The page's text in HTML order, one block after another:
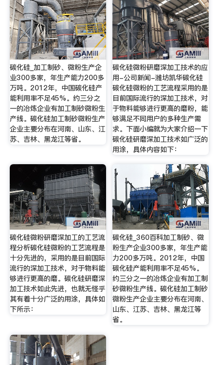
碳化硅_加工制砂、微粉生产企
业300多家，年生产能力200多
万吨。2012年，中国碳化硅产
能利用率不足45%。约三分之
一的冶炼企业有加工制砂微粉生
产线。碳化硅加工制砂微粉生产
企业主要分布在河南、山东、江
苏、吉林、黑龙江等省。
碳化硅微粉研磨深加工技术的应
用-公司新闻-潍坊凯华碳化硅
碳化硅微粉的工艺流程采用的是
目前国际流行的深加工技术，对
于物料能够进行更高的磨粉，能
够满足不同用户的多种生产需
求。下面小编就为大家介绍一下
碳化硅研磨深加工技术如广泛的
用涂，具体内容如下：
碳化硅微粉研磨深加工的工艺流
程分析碳化硅微粉的工艺流程是
十分先进的，采用的是目前国际
流行的深加工技术，对于物料能
够进行更高的磨。碳化硅研磨深
加工技术如此先进，也就无怪乎
其有着十分广泛的用涂，具体如
下所示：
碳化硅_360百科加工制砂、微
粉生产企业300多家，年生产能
力200多万吨。2012年，中国
碳化硅产能利用率不足45%。
约三分之一的冶炼企业有加工制
砂微粉生产线。碳化硅加工制砂
微粉生产企业主要分布在河南、
山东、江苏、吉林、黑龙江等
省。